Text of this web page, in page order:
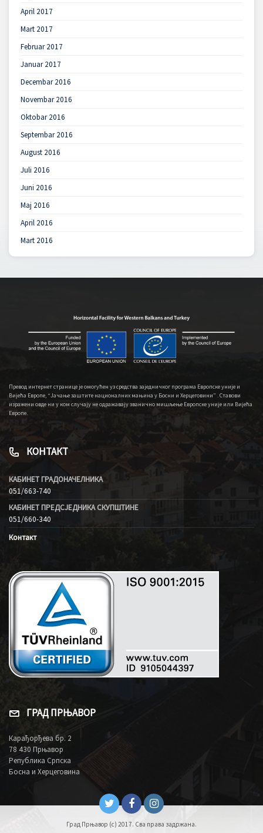
April 2017
Mart 2017
Februar 2017
Januar 2017
Decembar 2016
Novembar 2016
Oktobar 2016
Septembar 2016
August 2016
Juli 2016
Juni 2016
Maj 2016
April 2016
Mart 2016
Превод интернет странице је омогућен уз средства заједничког програма Европске уније и
Вијећа Европе, “Јачање заштите националних мањина у Босни и Херцеговини” . Ставови
изражени овде ни у ком случају не одражавају званично мишљење Европске уније или Вијећа
Европе.
КОНТАКТ
КАБИНЕТ ГРАДОНАЧЕЛНИКА
051/663-740
КАБИНЕТ ПРЕДСЈЕДНИКА СКУПШТИНЕ
051/660-340
Контакт
ГРАД ПРЊАВОР
Карађорђева бр. 2
78 430 Прњавор
Република Српска
Босна и Херцеговина
Град Прњавор (c) 2017. Сва права задржана.